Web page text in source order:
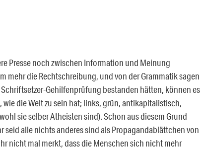
Presse noch zwischen Information und Meinung
mehr die Rechtschreibung, und von der Grammatik sagen
Gehilfenprüfung bestanden hätten, können es
die Welt zu sein hat; links, grün, antikapitalistisch,
sie selber Atheisten sind). Schon aus diesem Grund
seid alle nichts anderes sind als Propagandablättchen von
nicht mal merkt, dass die Menschen sich nicht mehr